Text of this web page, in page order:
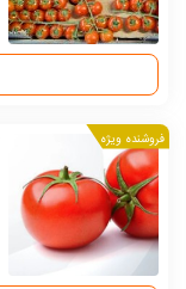
فروشنده ویژه